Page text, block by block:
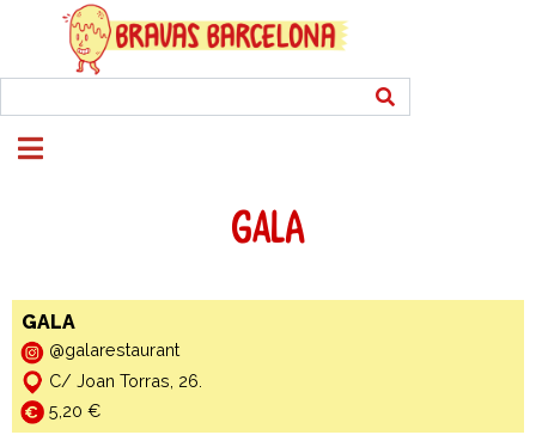
GALA
GALA
@galarestaurant
C/ Joan Torras, 26.
5,20 €